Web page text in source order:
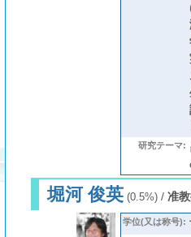
研究テーマ:
堀河 俊英(0.5%)/ 准
学位(又は称号):